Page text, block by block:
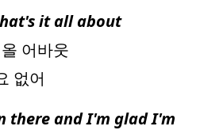
it all about
어바웃
없어
there and I'm glad I'm